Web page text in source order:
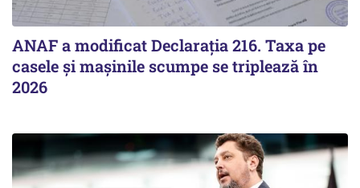
ANAF a modificat Declarația 216. Taxa pe
casele și mașinile scumpe se triplează în
2026